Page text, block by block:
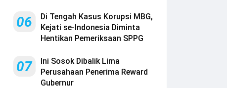
06
Di Tengah Kasus Korupsi MBG,
Kejati se-Indonesia Diminta
Hentikan Pemeriksaan SPPG
07
Ini Sosok Dibalik Lima
Perusahaan Penerima Reward
Gubernur